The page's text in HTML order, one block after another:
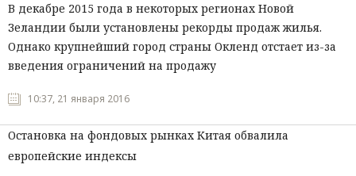
В декабре 2015 года в некоторых регионах Новой
Зеландии были установлены рекорды продаж жилья.
Однако крупнейший город страны Окленд отстает из-за
введения ограничений на продажу
10:37, 21 января 2016
Остановка на фондовых рынках Китая обвалила
европейские индексы